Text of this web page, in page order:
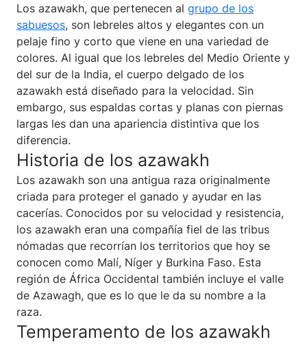
Los azawakh, que pertenecen al grupo de los
sabuesos, son lebreles altos y elegantes con un
pelaje fino y corto que viene en una variedad de
colores. Al igual que los lebreles del Medio Oriente y
del sur de la India, el cuerpo delgado de los
azawakh está diseñado para la velocidad. Sin
embargo, sus espaldas cortas y planas con piernas
largas les dan una apariencia distintiva que los
diferencia.
Historia de los azawakh
Los azawakh son una antigua raza originalmente
criada para proteger el ganado y ayudar en las
cacerías. Conocidos por su velocidad y resistencia,
los azawakh eran una compañía fiel de las tribus
nómadas que recorrían los territorios que hoy se
conocen como Malí, Níger y Burkina Faso. Esta
región de África Occidental también incluye el valle
de Azawagh, que es lo que le da su nombre a la
raza.
Temperamento de los azawakh